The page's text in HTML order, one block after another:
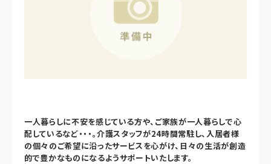
一人暮らしに不安を感じている方や、ご家族が一人暮らしで心
配しているなど・・・。介護スタッフが24時間常駐し、入居者様
の個々のご希望に沿ったサービスを心がけ、日々の生活が創造
的で豊かなものになるようサポートいたします。